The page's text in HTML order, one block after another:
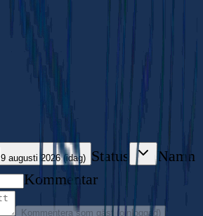
9 augusti 2026 (idag) Status
Namn
Kommentar
Kommentera som gäst (oinloggad)